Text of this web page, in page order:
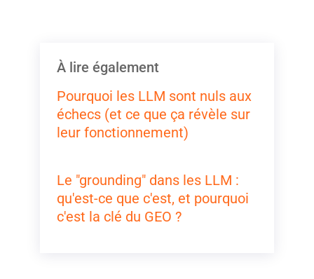
À lire également
Pourquoi les LLM sont nuls aux
échecs (et ce que ça révèle sur
leur fonctionnement)
Le "grounding" dans les LLM :
qu'est-ce que c'est, et pourquoi
c'est la clé du GEO ?